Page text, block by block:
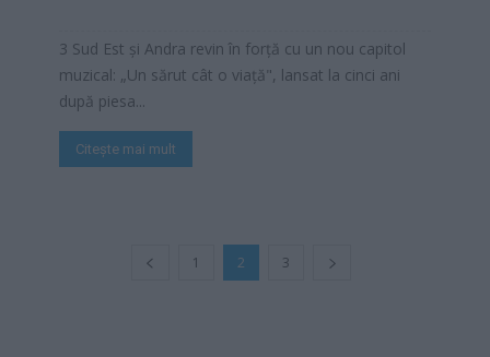
3 Sud Est și Andra revin în forță cu un nou capitol
muzical: „Un sărut cât o viață", lansat la cinci ani
după piesa...
Citește mai mult
1 2 3